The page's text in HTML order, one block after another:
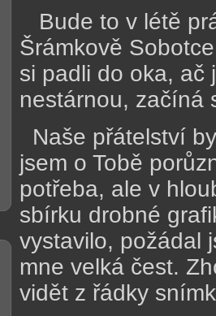
Bude to v létě
Šrámkově
si padli do oka, ač
nestárnou, začíná
Naše přátelství
jsem o Tobě
potřeba, ale v
sbírku drobné
vystavilo, požádal
mne velká čest.
vidět z řádky